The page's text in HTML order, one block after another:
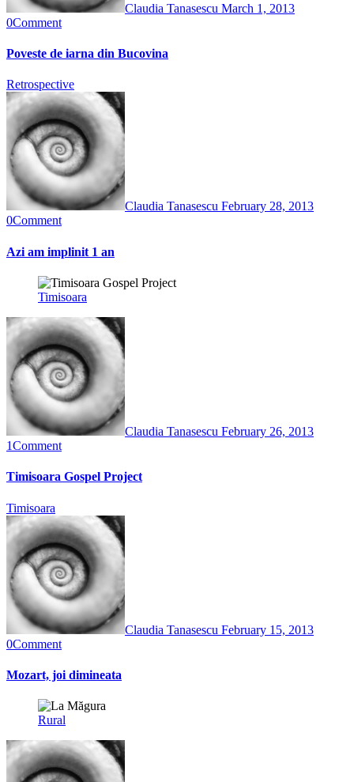
Claudia Tanasescu March 1, 2013
0Comment
Poveste de iarna din Bucovina
Retrospective
Claudia Tanasescu February 28, 2013
0Comment
Azi am implinit 1 an
Timisoara
Claudia Tanasescu February 26, 2013
1Comment
Timisoara Gospel Project
Timisoara
Claudia Tanasescu February 15, 2013
0Comment
Mozart, joi dimineata
Rural